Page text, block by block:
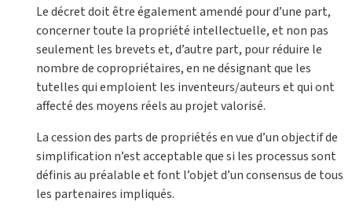
Le décret doit être également amendé pour d’une part,
concerner toute la propriété intellectuelle, et non pas
seulement les brevets et, d’autre part, pour réduire le
nombre de copropriétaires, en ne désignant que les
tutelles qui emploient les inventeurs/auteurs et qui ont
affecté des moyens réels au projet valorisé.
La cession des parts de propriétés en vue d’un objectif de
simplification n’est acceptable que si les processus sont
définis au préalable et font l’objet d’un consensus de tous
les partenaires impliqués.